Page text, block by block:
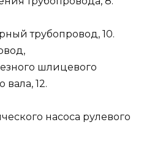
трубопровод, 10.
шлицевого
12.
насоса рулевого